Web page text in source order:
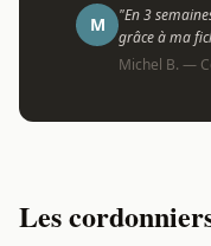
M
"En 3
grâce à ma
Michel B. —
Les